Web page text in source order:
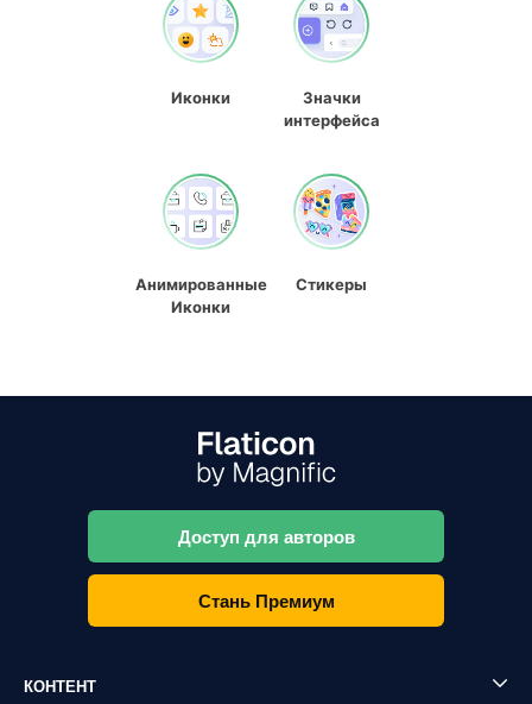
Иконки
Значки
интерфейса
Анимированные
Иконки
Стикеры
Доступ для авторов
Стань Премиум
КОНТЕНТ